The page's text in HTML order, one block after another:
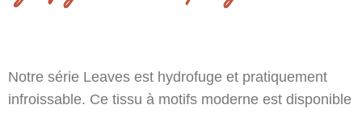
Notre série Leaves est hydrofuge et pratiquement
infroissable. Ce tissu à motifs moderne est disponible